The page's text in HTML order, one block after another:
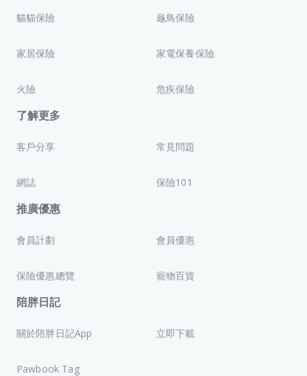
貓貓保險 龜鳥保險
家居保險 家電保養保險
火險 危疾保險
了解更多
客戶分享 常見問題
網誌 保險101
推廣優惠
會員計劃 會員優惠
保險優惠總覽 寵物百貨
陪胖日記
關於陪胖日記App 立即下載
Pawbook Tag